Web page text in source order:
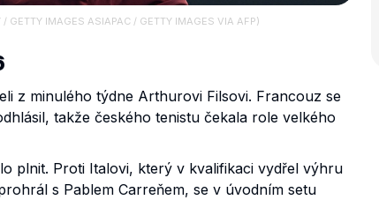
IMAGES ASIAPAC / GETTY IMAGES VIA AFP)
z minulého týdne Arthurovi Filsovi. Francouz se
takže českého tenistu čekala role velkého
plnit. Proti Italovi, který v kvalifikaci vydřel výhru
s Pablem Carreňem, se v úvodním setu